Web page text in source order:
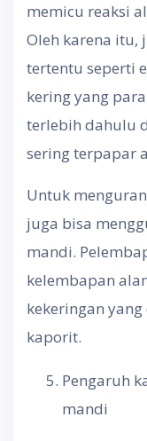
memicu reaksi
Oleh karena
tertentu seperti
kering yang
terlebih dahulu
sering terpapar
Untuk
juga bisa
mandi.
kelembapan
kekeringan
kaporit.
Pengaruh
mandi